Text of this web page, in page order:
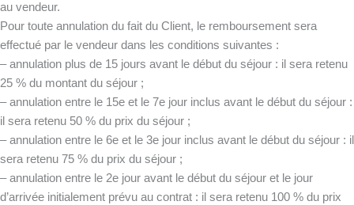
au vendeur.
Pour toute annulation du fait du Client, le remboursement sera
effectué par le vendeur dans les conditions suivantes :
– annulation plus de 15 jours avant le début du séjour : il sera retenu
25 % du montant du séjour ;
– annulation entre le 15e et le 7e jour inclus avant le début du séjour :
il sera retenu 50 % du prix du séjour ;
– annulation entre le 6e et le 3e jour inclus avant le début du séjour : il
sera retenu 75 % du prix du séjour ;
– annulation entre le 2e jour avant le début du séjour et le jour
d’arrivée initialement prévu au contrat : il sera retenu 100 % du prix